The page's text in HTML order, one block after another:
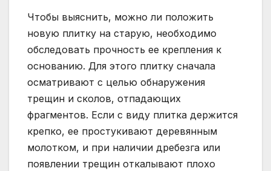
Чтобы выяснить, можно ли положить
новую плитку на старую, необходимо
обследовать прочность ее крепления к
основанию. Для этого плитку сначала
осматривают с целью обнаружения
трещин и сколов, отпадающих
фрагментов. Если с виду плитка держится
крепко, ее простукивают деревянным
молотком, и при наличии дребезга или
появлении трещин откалывают плохо